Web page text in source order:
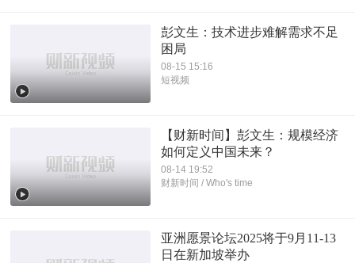
彭文生：技术进步难解需求不足
困局
08-15 15:16
短视频
【财新时间】彭文生：规模经济
如何定义中国未来？
08-14 19:52
财新时间 / Who's time
亚洲愿景论坛2025将于9月11-13
日在新加坡举办